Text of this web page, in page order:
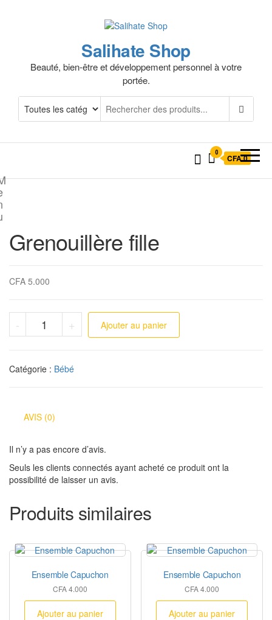
Salihate Shop
Beauté, bien-être et développement personnel à votre
portée.
0
CFA 0
Grenouillère fille
CFA 5.000
- quantité de Grenouillère fille
+ Ajouter au panier
Catégorie : Bébé
AVIS (0)
Il n’y a pas encore d’avis.
Seuls les clients connectés ayant acheté ce produit ont la
possibilité de laisser un avis.
Produits similaires
Ensemble Capuchon
CFA4.000
Ajouter au panier
Ensemble Capuchon
CFA4.000
Ajouter au panier